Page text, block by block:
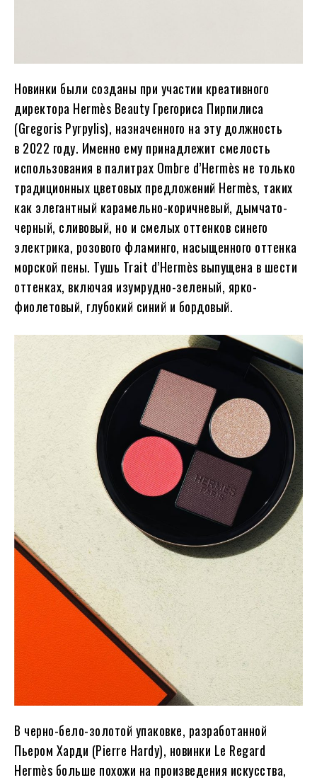
Новинки были созданы при участии креативного
директора Hermès Beauty Грегориса Пирпилиса
(Gregoris Pyrpylis), назначенного на эту должность
в 2022 году. Именно ему принадлежит смелость
использования в палитрах Ombre d’Hermès не только
традиционных цветовых предложений Hermès, таких
как элегантный карамельно-коричневый, дымчато-
черный, сливовый, но и смелых оттенков синего
электрика, розового фламинго, насыщенного оттенка
морской пены. Тушь Trait d’Hermès выпущена в шести
оттенках, включая изумрудно-зеленый, ярко-
фиолетовый, глубокий синий и бордовый.
В черно-бело-золотой упаковке, разработанной
Пьером Харди (Pierre Hardy), новинки Le Regard
Hermès больше похожи на произведения искусства,